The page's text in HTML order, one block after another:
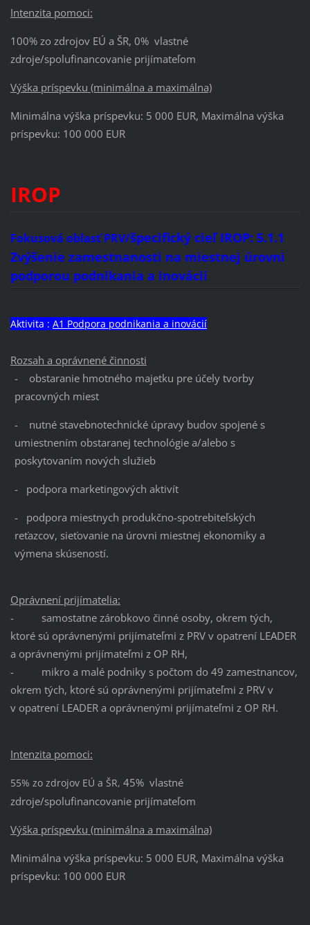
Intenzita pomoci:
100% zo zdrojov EÚ a ŠR, 0% vlastné
zdroje/spolufinancovanie prijímateľom
Výška príspevku (minimálna a maximálna)
Minimálna výška príspevku: 5 000 EUR, Maximálna výška
príspevku: 100 000 EUR
IROP
Fokusová oblasť PRV/špecifický cieľ IROP: 5.1.1
Zvýšenie zamestnanosti na miestnej úrovni
podporou podnikania a inovácií
Aktivita : A1 Podpora podnikania a inovácií
Rozsah a oprávnené činnosti
- obstaranie hmotného majetku pre účely tvorby
pracovných miest
- nutné stavebnotechnické úpravy budov spojené s
umiestnením obstaranej technológie a/alebo s
poskytovaním nových služieb
- podpora marketingových aktivít
- podpora miestnych produkčno-spotrebiteľských
reťazcov, sieťovanie na úrovni miestnej ekonomiky a
výmena skúseností.
Oprávnení prijímatelia:
- samostatne zárobkovo činné osoby, okrem tých,
ktoré sú oprávnenými prijímateľmi z PRV v opatrení LEADER
a oprávnenými prijímateľmi z OP RH,
- mikro a malé podniky s počtom do 49 zamestnancov,
okrem tých, ktoré sú oprávnenými prijímateľmi z PRV v
v opatrení LEADER a oprávnenými prijímateľmi z OP RH.
Intenzita pomoci:
55% zo zdrojov EÚ a ŠR, 45% vlastné
zdroje/spolufinancovanie prijímateľom
Výška príspevku (minimálna a maximálna)
Minimálna výška príspevku: 5 000 EUR, Maximálna výška
príspevku: 100 000 EUR